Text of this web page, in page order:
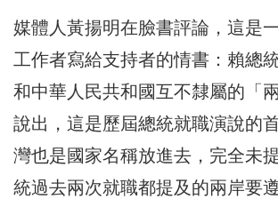
媒體人黃揚明在臉書評論，這是
工作者寫給支持者的情書：賴總
和中華人民共和國互不隸屬的「
說出，這是歷屆總統就職演說的
灣也是國家名稱放進去，完全未
統過去兩次就職都提及的兩岸要